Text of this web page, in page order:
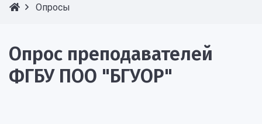
Опросы
Опрос преподавателей
ФГБУ ПОО "БГУОР"